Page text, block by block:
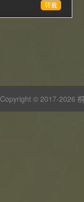
转载
Copyright © 2017-2026